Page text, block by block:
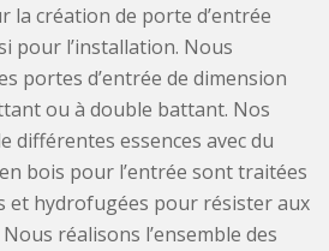
création de porte d’entrée
pour l’installation. Nous
portes d’entrée de dimension
ou à double battant. Nos
différentes essences avec du
bois pour l’entrée sont traitées
et hydrofugées pour résister aux
réalisons l’ensemble des